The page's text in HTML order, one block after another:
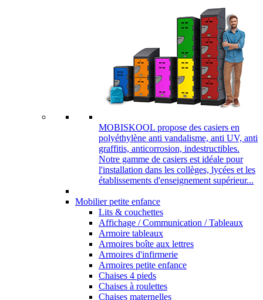
MOBISKOOL propose des casiers en
polyéthylène anti vandalisme, anti UV, anti
graffitis, anticorrosion, indestructibles.
Notre gamme de casiers est idéale pour
l'installation dans les collèges, lycées et les
établissements d'enseignement supérieur...
Mobilier petite enfance
Lits & couchettes
Affichage / Communication / Tableaux
Armoire tableaux
Armoires boîte aux lettres
Armoires d'infirmerie
Armoires petite enfance
Chaises 4 pieds
Chaises à roulettes
Chaises maternelles